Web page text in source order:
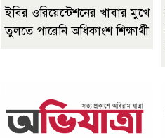
ইবির ওরিয়েন্টেশনের খাবার মুখে
তুলতে পারেনি অধিকাংশ শিক্ষার্থী